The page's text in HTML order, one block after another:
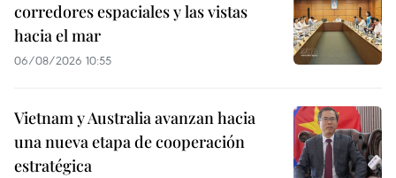
corredores espaciales y las vistas
hacia el mar
06/08/2026 10:55
Vietnam y Australia avanzan hacia
una nueva etapa de cooperación
estratégica